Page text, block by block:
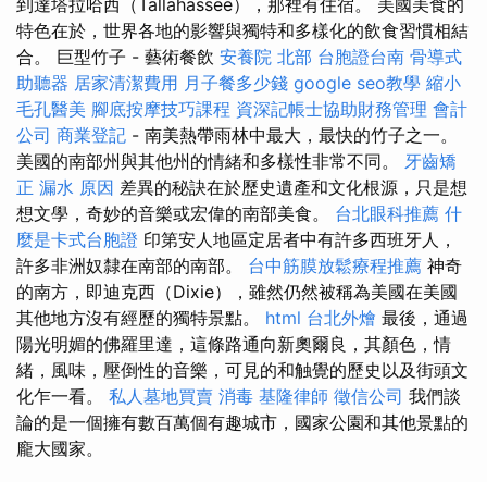
到達塔拉哈西（Tallahassee），那裡有住宿。 美國美食的
特色在於，世界各地的影響與獨特和多樣化的飲食習慣相結
合。 巨型竹子 - 藝術餐飲 安養院 北部 台胞證台南 骨導式
助聽器 居家清潔費用 月子餐多少錢 google seo教學 縮小
毛孔醫美 腳底按摩技巧課程 資深記帳士協助財務管理 會計
公司 商業登記 - 南美熱帶雨林中最大，最快的竹子之一。
美國的南部州與其他州的情緒和多樣性非常不同。 牙齒矯
正 漏水 原因 差異的秘訣在於歷史遺產和文化根源，只是想
想文學，奇妙的音樂或宏偉的南部美食。 台北眼科推薦 什
麼是卡式台胞證 印第安人地區定居者中有許多西班牙人，
許多非洲奴隸在南部的南部。 台中筋膜放鬆療程推薦 神奇
的南方，即迪克西（Dixie），雖然仍然被稱為美國在美國
其他地方沒有經歷的獨特景點。 html 台北外燴 最後，通過
陽光明媚的佛羅里達，這條路通向新奧爾良，其顏色，情
緒，風味，壓倒性的音樂，可見的和触覺的歷史以及街頭文
化乍一看。 私人墓地買賣 消毒 基隆律師 徵信公司 我們談
論的是一個擁有數百萬個有趣城市，國家公園和其他景點的
龐大國家。